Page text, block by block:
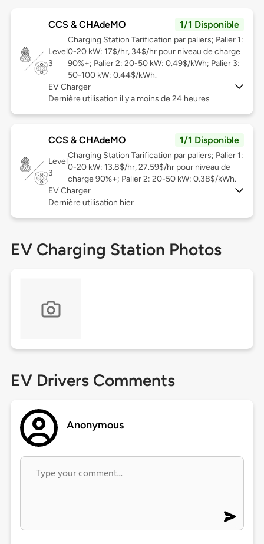
CCS & CHAdeMO 1/1 Disponible
Level
3
Charging Station Tarification par paliers; Palier 1:
0-20 kW: 17$/hr, 34$/hr pour niveau de charge
90%+; Palier 2: 20-50 kW: 0.49$/kWh; Palier 3:
50-100 kW: 0.44$/kWh.
EV Charger
Dernière utilisation il y a moins de 24 heures
CCS & CHAdeMO 1/1 Disponible
Level
3
Charging Station Tarification par paliers; Palier 1:
0-20 kW: 13.8$/hr, 27.59$/hr pour niveau de
charge 90%+; Palier 2: 20-50 kW: 0.38$/kWh.
EV Charger
Dernière utilisation hier
EV Charging Station Photos
EV Drivers Comments
Anonymous